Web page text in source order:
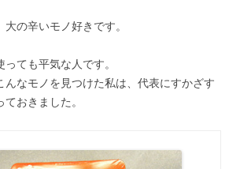
の辛いモノ好きです。
ても平気な人です。
なモノを見つけた私は、代表にすかざす
おきました。